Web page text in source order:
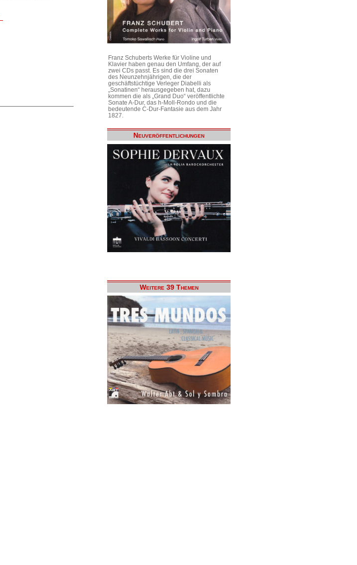
Franz Schuberts Werke für Violine und
Klavier haben genau den Umfang, der auf
zwei CDs passt. Es sind die drei Sonaten
des Neunzehnjährigen, die der
geschäftstüchtige Verleger Diabelli als
„Sonatinen“ herausgegeben hat, dazu
kommen die als „Grand Duo“ veröffentlichte
Sonate A-Dur, das h-Moll-Rondo und die
bedeutende C-Dur-Fantasie aus dem Jahr
1827.
Neuveröffentlichungen
Weitere 39 Themen